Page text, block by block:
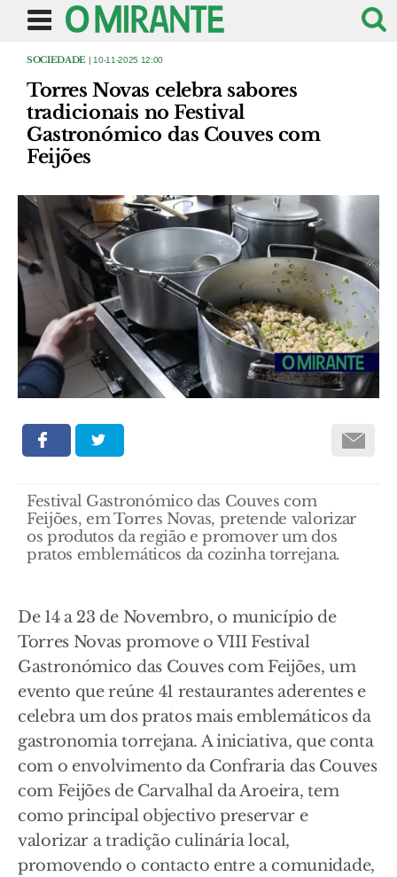
SOCIEDADE | 10-11-2025 12:00
Torres Novas celebra sabores
tradicionais no Festival
Gastronómico das Couves com
Feijões
Festival Gastronómico das Couves com
Feijões, em Torres Novas, pretende valorizar
os produtos da região e promover um dos
pratos emblemáticos da cozinha torrejana.
De 14 a 23 de Novembro, o município de
Torres Novas promove o VIII Festival
Gastronómico das Couves com Feijões, um
evento que reúne 41 restaurantes aderentes e
celebra um dos pratos mais emblemáticos da
gastronomia torrejana. A iniciativa, que conta
com o envolvimento da Confraria das Couves
com Feijões de Carvalhal da Aroeira, tem
como principal objectivo preservar e
valorizar a tradição culinária local,
promovendo o contacto entre a comunidade,